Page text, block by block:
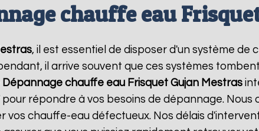
chauffe eau
, il est essentiel de disposer d'un système
il arrive souvent que ces systèmes
Dépannage chauffe eau Frisquet Gujan Mestras
répondre à vos besoins de dépannage.
vos chauffe-eau défectueux. Nos délais